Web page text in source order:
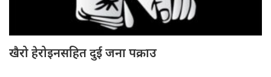
खैरो हेरोइनसहित दुई जना पक्राउ